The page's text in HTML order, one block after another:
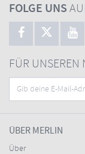
FOLGE UNS
FÜR UNSEREN
ÜBER MERLIN
Über